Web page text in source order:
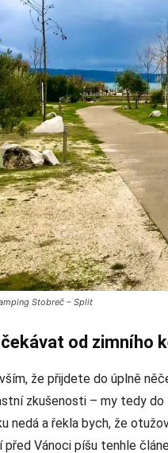
Stobreč – Split
od zimního
že přijdete do úplně
zkušenosti – my tedy do
nedá a řekla bych, že
před Vánoci píšu tenhle